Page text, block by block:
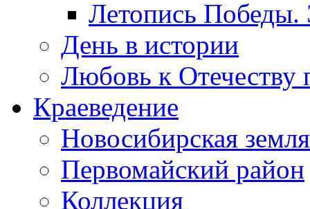
Летопись Победы.
День в истории
Любовь к Отечеству
Краеведение
Новосибирская земля
Первомайский район
Коллекция